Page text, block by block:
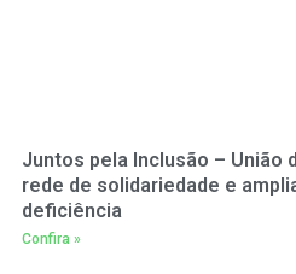
Juntos pela Inclusão –
rede de solidariedade e
deficiência
Confira »